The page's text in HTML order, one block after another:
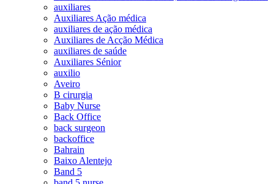
auxiliares
Auxiliares Ação médica
auxiliares de ação médica
Auxiliares de Acção Médica
auxiliares de saúde
Auxiliares Sénior
auxilio
Aveiro
B cirurgia
Baby Nurse
Back Office
back surgeon
backoffice
Bahrain
Baixo Alentejo
Band 5